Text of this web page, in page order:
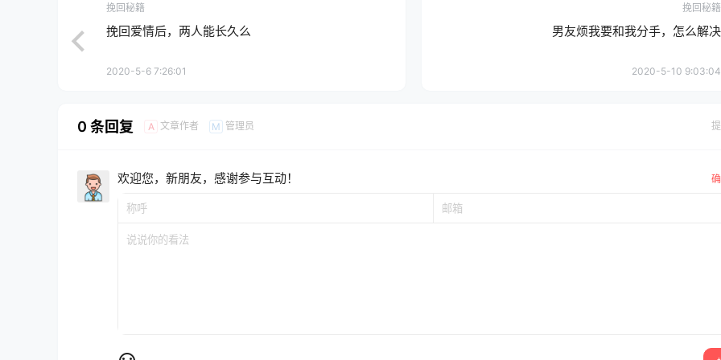
挽回秘籍
挽回爱情后，两人能长久么
2020-5-6 7:26:01
挽回秘籍
男友烦我要和我分手，怎么解决
2020-5-10 9:03:04
0 条回复 A 文章作者 M 管理员
欢迎您，新朋友，感谢参与互动！